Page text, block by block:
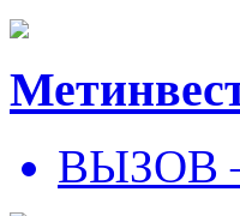
ВЫЗОВ